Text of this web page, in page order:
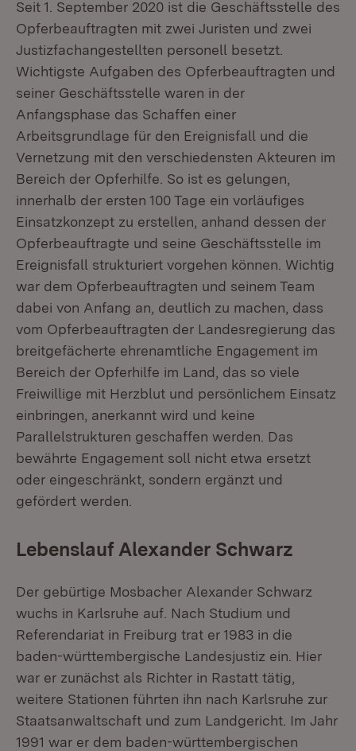
Seit 1. September 2020 ist die Geschäftsstelle des
Opferbeauftragten mit zwei Juristen und zwei
Justizfachangestellten personell besetzt.
Wichtigste Aufgaben des Opferbeauftragten und
seiner Geschäftsstelle waren in der
Anfangsphase das Schaffen einer
Arbeitsgrundlage für den Ereignisfall und die
Vernetzung mit den verschiedensten Akteuren im
Bereich der Opferhilfe. So ist es gelungen,
innerhalb der ersten 100 Tage ein vorläufiges
Einsatzkonzept zu erstellen, anhand dessen der
Opferbeauftragte und seine Geschäftsstelle im
Ereignisfall strukturiert vorgehen können. Wichtig
war dem Opferbeauftragten und seinem Team
dabei von Anfang an, deutlich zu machen, dass
vom Opferbeauftragten der Landesregierung das
breitgefächerte ehrenamtliche Engagement im
Bereich der Opferhilfe im Land, das so viele
Freiwillige mit Herzblut und persönlichem Einsatz
einbringen, anerkannt wird und keine
Parallelstrukturen geschaffen werden. Das
bewährte Engagement soll nicht etwa ersetzt
oder eingeschränkt, sondern ergänzt und
gefördert werden.
Lebenslauf Alexander Schwarz
Der gebürtige Mosbacher Alexander Schwarz
wuchs in Karlsruhe auf. Nach Studium und
Referendariat in Freiburg trat er 1983 in die
baden-württembergische Landesjustiz ein. Hier
war er zunächst als Richter in Rastatt tätig,
weitere Stationen führten ihn nach Karlsruhe zur
Staatsanwaltschaft und zum Landgericht. Im Jahr
1991 war er dem baden-württembergischen